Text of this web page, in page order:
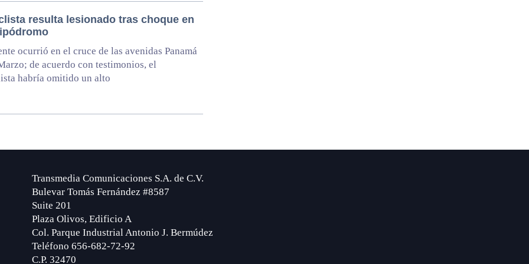
resulta lesionado tras choque en
ocurrió en el cruce de las avenidas Panamá
de acuerdo con testimonios, el
habría omitido un alto
Transmedia Comunicaciones S.A. de C.V.
Bulevar Tomás Fernández #8587
Suite 201
Plaza Olivos, Edificio A
Col. Parque Industrial Antonio J. Bermúdez
Teléfono 656-682-72-92
C.P. 32470